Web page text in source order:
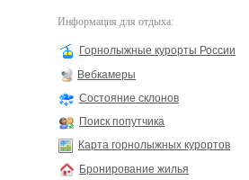
Информация для отдыха:
Горнолыжные курорты России
Вебкамеры
Состояние склонов
Поиск попутчика
Карта горнолыжных курортов
Бронирование жилья